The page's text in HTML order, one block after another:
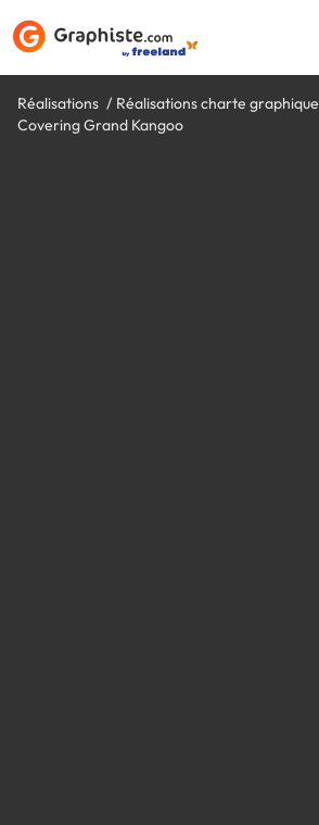
Réalisations
Réalisations charte graphique
Covering Grand Kangoo